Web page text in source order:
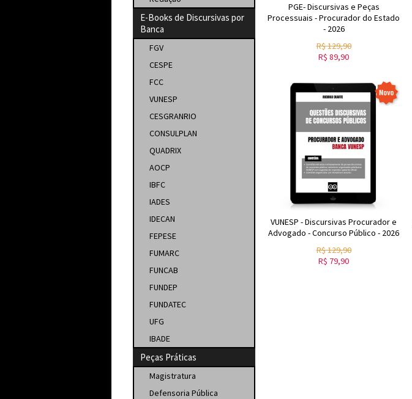
E-Books de Discursivas por
Banca
FGV
CESPE
FCC
VUNESP
CESGRANRIO
CONSULPLAN
QUADRIX
AOCP
IBFC
IADES
IDECAN
FEPESE
FUMARC
FUNCAB
FUNDEP
FUNDATEC
UFG
IBADE
Peças Práticas
Magistratura
Defensoria Pública
PGE- Discursivas e Peças
Processuais - Procurador do Estado
- 2026
R$129,90
R$ 89,90
VUNESP - Discursivas Procurador e
Advogado - Concurso Público - 2026
R$129,90
R$ 79,90